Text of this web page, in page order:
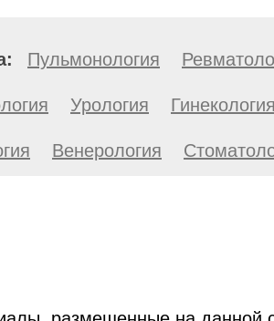
Пульмонология
Урология
Венерология